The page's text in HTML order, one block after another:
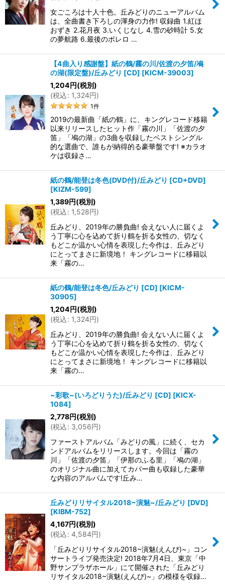
女ごころは十人十色。丘みどりのニューアルバム
は、全曲書き下ろしの渾身の力作! 収録曲 1.紅ほ
おずき 2.花月夜 3.いくじなし 4.雪の砂時計 5.女
の夢航路 6.最後のボレロ …
【4曲入り感謝盤】紙の鶴/霧の川/佐渡の夕笛/鳰
の湖(限定盤)/丘みどり [CD] [KICM-39003]
1,204円(税別)
(税込: 1,324円)
1件
2019の最新曲「紙の鶴」に、キングレコード移籍
以来リリースしたヒット作「霧の川」「佐渡の夕
笛」「鳰の湖」の3曲を収録したベストシングル
的な選曲で、誰もが納得的る豪華盤です! ※カラオ
ケは収録さ…
紙の鶴/能登は冬色(DVD付)/丘みどり [CD+DVD]
[KIZM-599]
1,389円(税別)
(税込: 1,528円)
丘みどり、2019年の勝負曲! 会えない人に届くよ
う丁寧に心を込めて折り鶴を折る女性の、切なく
もどこか温かい心情を表現した今作は、丘みどり
にとってまさに新境地！ キングレコードに移籍以
来「霧の…
紙の鶴/能登は冬色/丘みどり [CD] [KICM-
30905]
1,204円(税別)
(税込: 1,324円)
丘みどり、2019年の勝負曲! 会えない人に届くよ
う丁寧に心を込めて折り鶴を折る女性の、切なく
もどこか温かい心情を表現した今作は、丘みどり
にとってまさに新境地！ キングレコードに移籍以
来「霧の…
~彩歌~(いろどりうた)/丘みどり [CD] [KICX-
1084]
2,778円(税別)
(税込: 3,056円)
ファーストアルバム「みどりの風」に続く、セカ
ンドアルバムをリリースします。今回は「霧の
川」「佐渡の夕笛」「伊那のふる里」「鳰の湖」
のオリジナル曲に加えてカバー曲も収録した豪華
な内容のアルバムです!丘み…
丘みどりリサイタル2018~演魅~/丘みどり [DVD]
[KIBM-752]
4,167円(税別)
(税込: 4,584円)
「丘みどりリサイタル2018~演魅(えんび)~」コン
サートライブ発売決定! 2018年7月4日、東京「中
野サンプラザホール」にて開催された「丘みどり
リサイタル2018~演魅(えんび)~」の模様を収録…